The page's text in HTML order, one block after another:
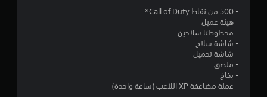
- 500 من نقاط Call of Duty®
- هيئة عميل
- مخطوطتا سلاحين
- شاشة سلاح
- شاشة تحميل
- ملصق
- بخاخ
- عملة مضاعفة XP اللاعب (ساعة واحدة)